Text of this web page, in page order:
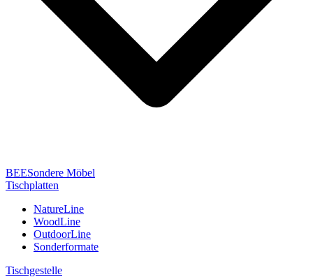
BEESondere Möbel
Tischplatten
NatureLine
WoodLine
OutdoorLine
Sonderformate
Tischgestelle